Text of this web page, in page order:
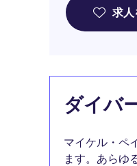
求人
ダイバ
マイケル・ペ
ます。あらゆ